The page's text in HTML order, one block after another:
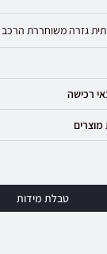
טבלת מידות
משוחררת הרכב
רכישה
מוצרים